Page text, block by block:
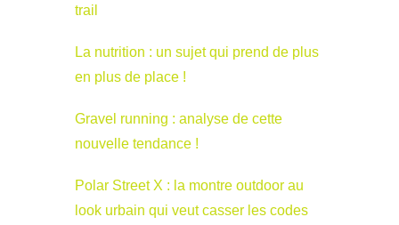
trail
La nutrition : un sujet qui prend de plus
en plus de place !
Gravel running : analyse de cette
nouvelle tendance !
Polar Street X : la montre outdoor au
look urbain qui veut casser les codes